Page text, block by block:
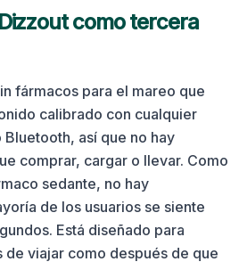
como tercera
fármacos para el mareo que
calibrado con cualquier
así que no hay
comprar, cargar o llevar. Como
sedante, no hay
de los usuarios se siente
Está diseñado para
de viajar como después de que